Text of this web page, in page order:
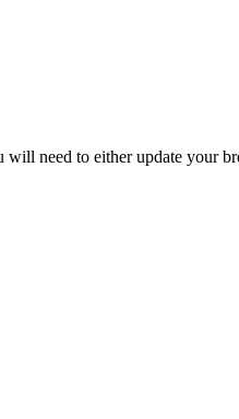
will need to either update your